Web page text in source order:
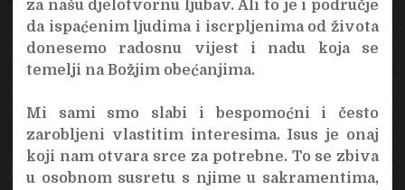
za našu djelotvornu ljubav. Ali to je i područje
da ispaćenim ljudima i iscrpljenima od života
donesemo radosnu vijest i nadu koja se
temelji na Božjim obećanjima.
Mi sami smo slabi i bespomoćni i često
zarobljeni vlastitim interesima. Isus je onaj
koji nam otvara srce za potrebne. To se zbiva
u osobnom susretu s njime u sakramentima,